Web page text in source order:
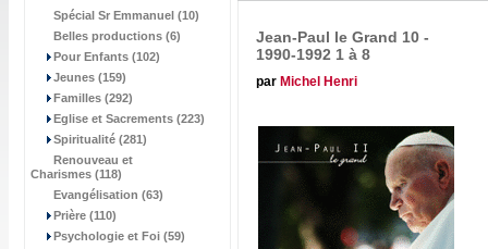
Spécial Sr Emmanuel (10)
Belles productions (6)
Pour Enfants (102)
Jeunes (159)
Familles (292)
Eglise et Sacrements (223)
Spiritualité (281)
Renouveau et
Charismes (118)
Evangélisation (63)
Prière (110)
Psychologie et Foi (59)
Jean-Paul le Grand 10 -
1990-1992 1 à 8
par Michel Henri